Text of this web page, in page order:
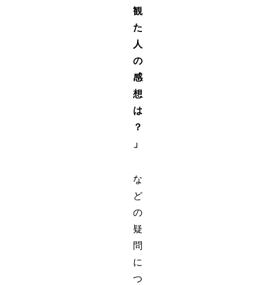
観
た
人
の
感
想
は
？
」
な
ど
の
疑
問
に
つ